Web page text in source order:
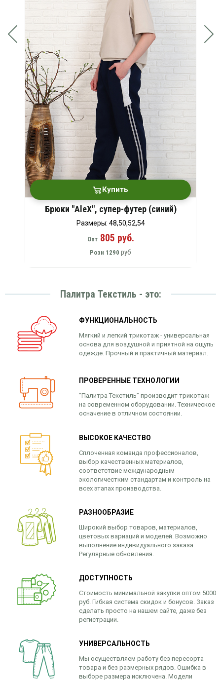
Купить
Брюки "AleX", супер-футер (синий)
Размеры: 48,50,52,54
Опт805 руб.
Розн 1290 руб
Палитра Текстиль - это:
ФУНКЦИОНАЛЬНОСТЬ
Мягкий и легкий трикотаж - универсальная
основа для воздушной и приятной на ощупь
одежде. Прочный и практичный материал.
ПРОВЕРЕННЫЕ ТЕХНОЛОГИИ
“Палитра Текстиль” производит трикотаж
на современном оборудовании. Техническое
осначение в отличном состоянии.
ВЫСОКОЕ КАЧЕСТВО
Сплоченная команда профессионалов,
выбор качественных материалов,
соответствие международным
экологичестким стандартам и контроль на
всех этапах производства.
РАЗНООБРАЗИЕ
Широкий выбор товаров, материалов,
цветовых вариаций и моделей. Возможно
выполнение индивидуального заказа.
Регулярные обновления.
ДОСТУПНОСТЬ
Стоимость минимальной закупки оптом 5000
руб. Гибкая система скидок и бонусов. Заказ
сделать просто на нашем сайте, даже без
регистрации.
УНИВЕРСАЛЬНОСТЬ
Мы осуществляем работу без пересорта
товара и без размерных рядов. Ошибка в
выборе размера исключена. Модели